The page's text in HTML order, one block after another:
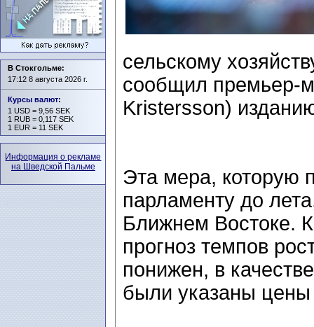
сельскому
сообщил премьер-
Kristersson)
Эта мера, которую
парламенту до
Ближнем Востоке.
прогноз темпов
понижен, в
были указаны
В Стокгольме:
17:12 8 августа 2026 г.
Курсы валют:
1 USD = 9,56 SEK
1 RUB = 0,117 SEK
1 EUR = 11 SEK
Информация о рекламе
на Шведской Пальме